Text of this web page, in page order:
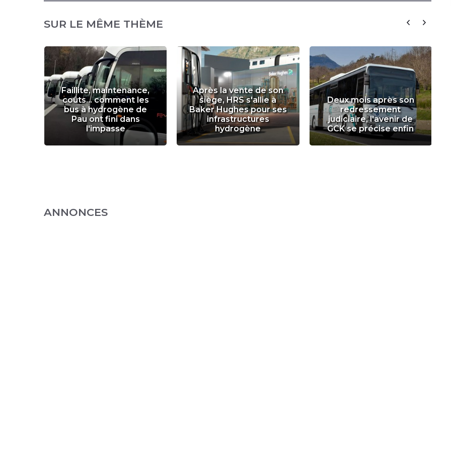
SUR LE MÊME THÈME
Faillite, maintenance,
coûts... comment les
bus à hydrogène de
Pau ont fini dans
l'impasse
Après la vente de son
siège, HRS s'allie à
Baker Hughes pour ses
infrastructures
hydrogène
Deux mois après son
redressement
judiciaire, l'avenir de
GCK se précise enfin
ANNONCES